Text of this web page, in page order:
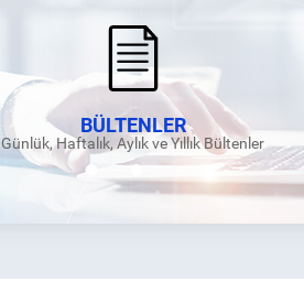
BÜLTENLER
Günlük, Haftalık, Aylık ve Yıllık Bültenler